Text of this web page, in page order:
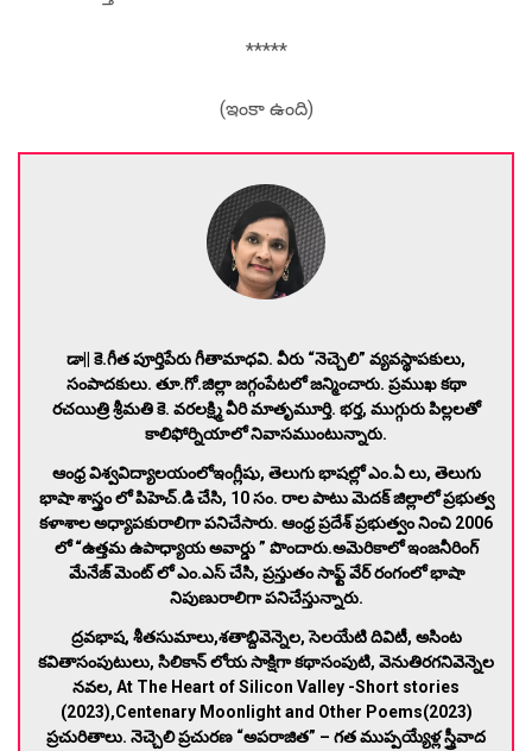
*****
(ఇంకా ఉంది)
డా|| కె.గీత పూర్తిపేరు గీతామాధవి. వీరు “నెచ్చెలి” వ్యవస్థాపకులు,
సంపాదకులు. తూ.గో.జిల్లా జగ్గంపేటలో జన్మించారు. ప్రముఖ కథా
రచయిత్రి శ్రీమతి కె. వరలక్ష్మి వీరి మాతృమూర్తి. భర్త, ముగ్గురు పిల్లలతో
కాలిఫోర్నియాలో నివాసముంటున్నారు.
ఆంధ్ర విశ్వవిద్యాలయంలోఇంగ్లీషు, తెలుగు భాషల్లో ఎం.ఏ లు, తెలుగు
భాషా శాస్త్రం లో పిహెచ్.డి చేసి, 10 సం. రాల పాటు మెదక్ జిల్లాలో ప్రభుత్వ
కళాశాల అధ్యాపకురాలిగా పనిచేసారు. ఆంధ్ర ప్రదేశ్ ప్రభుత్వం నించి 2006
లో “ఉత్తమ ఉపాధ్యాయ అవార్డు ” పొందారు.అమెరికాలో ఇంజనీరింగ్
మేనేజ్ మెంట్ లో ఎం.ఎస్ చేసి, ప్రస్తుతం సాఫ్ట్ వేర్ రంగంలో భాషా
నిపుణురాలిగా పనిచేస్తున్నారు.
ద్రవభాష, శీతసుమాలు,శతాబ్దివెన్నెల, సెలయేటి దివిటీ, అసింట
కవితాసంపుటులు, సిలికాన్ లోయ సాక్షిగా కథాసంపుటి, వెనుతిరగనివెన్నెల
నవల, At The Heart of Silicon Valley -Short stories
(2023),Centenary Moonlight and Other Poems(2023)
ప్రచురితాలు. నెచ్చెలి ప్రచురణ “అపరాజిత” – గత ముప్పయ్యేళ్ల స్త్రీవాద